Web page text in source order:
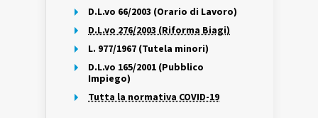
D.L.vo 66/2003 (Orario di Lavoro)
D.L.vo 276/2003 (Riforma Biagi)
L. 977/1967 (Tutela minori)
D.L.vo 165/2001 (Pubblico
Impiego)
Tutta la normativa COVID-19